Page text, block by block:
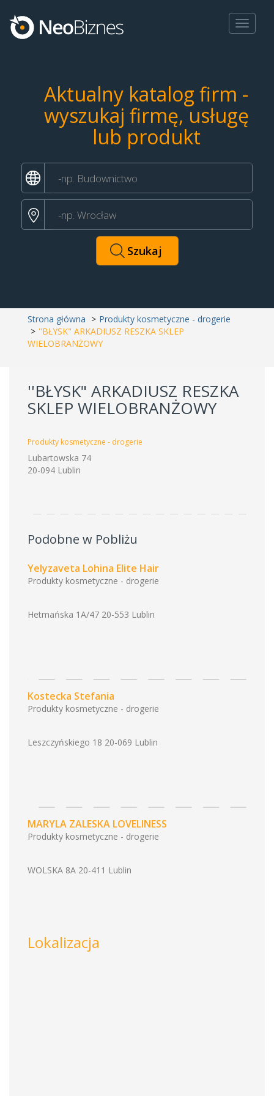
Toggle
Aktualny katalog firm -
wyszukaj firmę, usługę
lub produkt
Strona główna
Produkty kosmetyczne - drogerie
''BŁYSK" ARKADIUSZ RESZKA SKLEP
WIELOBRANŻOWY
''BŁYSK" ARKADIUSZ RESZKA
SKLEP WIELOBRANŻOWY
Produkty kosmetyczne - drogerie
Lubartowska 74
20-094 Lublin
Podobne w Pobliżu
Yelyzaveta Lohina Elite Hair
Produkty kosmetyczne - drogerie
Hetmańska 1A/47 20-553 Lublin
Kostecka Stefania
Produkty kosmetyczne - drogerie
Leszczyńskiego 18 20-069 Lublin
MARYLA ZALESKA LOVELINESS
Produkty kosmetyczne - drogerie
WOLSKA 8A 20-411 Lublin
Lokalizacja